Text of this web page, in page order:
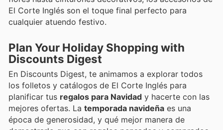
El Corte Inglés son el toque final perfecto para
cualquier atuendo festivo.
Plan Your Holiday Shopping with
Discounts Digest
En Discounts Digest, te animamos a explorar todos
los folletos y catálogos de El Corte Inglés para
planificar tus regalos para Navidad y hacerte con las
mejores ofertas. La temporada navideña es una
época de generosidad, y qué mejor manera de